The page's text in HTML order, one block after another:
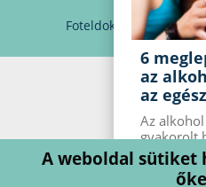
Foteldoki
6
az
az
Az
gyakorolt
jól ismert,
meglepők
A weboldal sütiket